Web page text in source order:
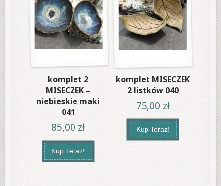
komplet 2
MISECZEK –
niebieskie maki
041
85,00 zł
Kup Teraz!
komplet MISECZEK
2 listków 040
75,00 zł
Kup Teraz!